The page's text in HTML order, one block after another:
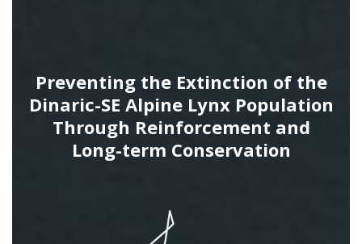
Preventing the Extinction of the
Dinaric-SE Alpine Lynx Population
Through Reinforcement and
Long-term Conservation